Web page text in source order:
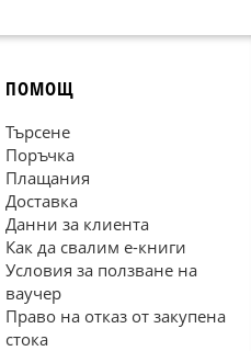
ПОМОЩ
Търсене
Поръчка
Плащания
Доставка
Данни за клиента
Как да свалим е-книги
Условия за ползване на
ваучер
Право на отказ от закупена
стока